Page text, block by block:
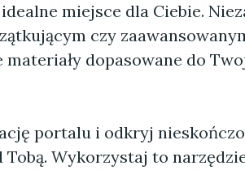
miejsce dla Ciebie.
czy
dopasowane do
portalu i odkryj
Wykorzystaj to